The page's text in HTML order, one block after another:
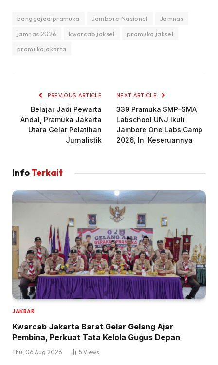
banggajadipramuka Jambore Nasional
Jamnas
jamnas 2026
kwarcab jaksel
pramuka jaksel
pramukajakarta
PREVIOUS ARTICLE
Belajar Jadi Pewarta
Andal, Pramuka Jakarta
Utara Gelar Pelatihan
Jurnalistik
NEXT ARTICLE
339 Pramuka SMP–SMA
Labschool UNJ Ikuti
Jambore One Labs Camp
2026, Ini Keseruannya
InfoTerkait
JAKBAR
Kwarcab Jakarta Barat Gelar Gelang Ajar
Pembina, Perkuat Tata Kelola Gugus Depan
Thu, 06 Aug 2026 5 Views